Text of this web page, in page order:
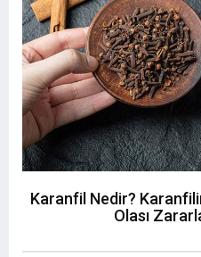
Karanfil Nedir?
Olası